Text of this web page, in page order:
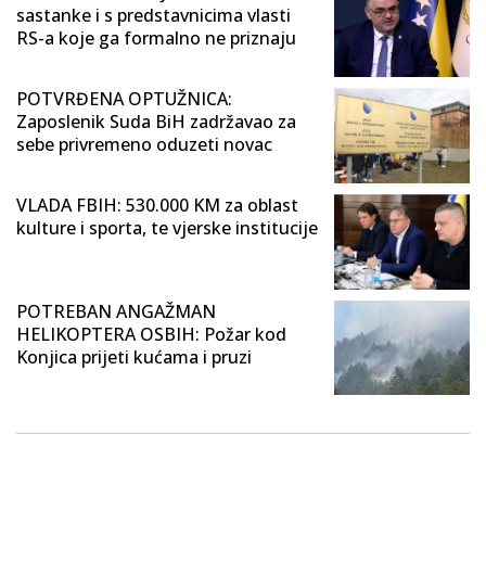
sastanke i s predstavnicima vlasti
RS-a koje ga formalno ne priznaju
POTVRĐENA OPTUŽNICA:
Zaposlenik Suda BiH zadržavao za
sebe privremeno oduzeti novac
VLADA FBIH: 530.000 KM za oblast
kulture i sporta, te vjerske institucije
POTREBAN ANGAŽMAN
HELIKOPTERA OSBIH: Požar kod
Konjica prijeti kućama i pruzi